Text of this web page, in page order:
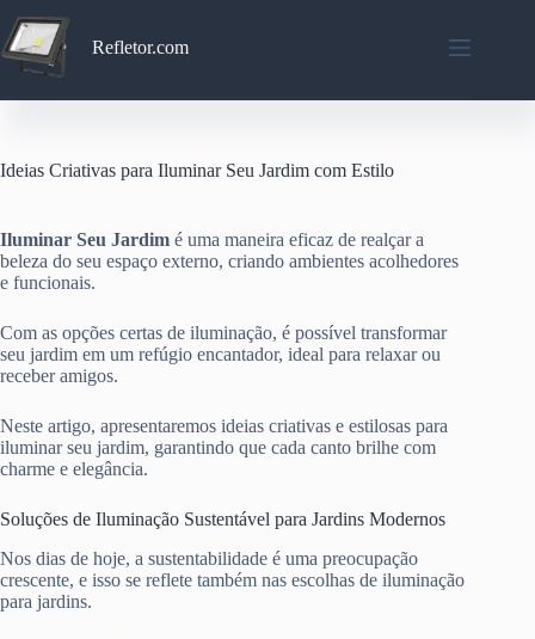
para
o
conteúdo
Refletor.com
Ideias Criativas para Iluminar Seu Jardim com Estilo
Iluminar Seu Jardim é uma maneira eficaz de realçar a
beleza do seu espaço externo, criando ambientes acolhedores
e funcionais.
Com as opções certas de iluminação, é possível transformar
seu jardim em um refúgio encantador, ideal para relaxar ou
receber amigos.
Neste artigo, apresentaremos ideias criativas e estilosas para
iluminar seu jardim, garantindo que cada canto brilhe com
charme e elegância.
Soluções de Iluminação Sustentável para Jardins Modernos
Nos dias de hoje, a sustentabilidade é uma preocupação
crescente, e isso se reflete também nas escolhas de iluminação
para jardins.